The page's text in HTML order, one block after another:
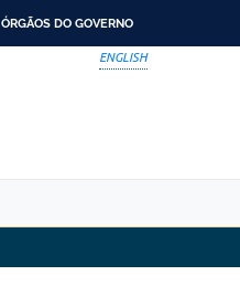
ÓRGÃOS DO GOVERNO
ENGLISH